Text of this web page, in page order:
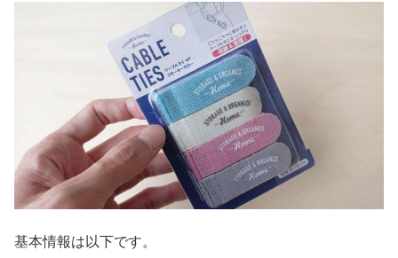
基本情報は以下です。